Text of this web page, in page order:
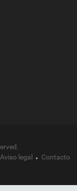
Aviso legal Contacto